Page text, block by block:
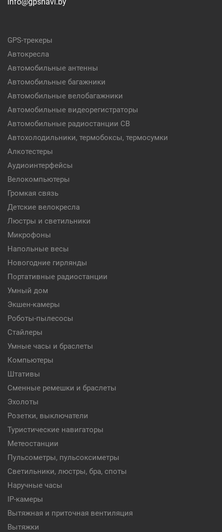
GPS-трекеры
Автокресла
Автомобильные антенны
Автомобильные багажники
Автомобильные велобагажники
Автомобильные видеорегистраторы
Автомобильные радиостанции CB
Автохолодильники, термобоксы, термосумки
Алкотестеры
Аудиоинтерфейсы
Велокомпьютеры
Громкая связь
Детские велокресла
Люстры и светильники
Микрофоны
Напольные весы
Новогодние гирлянды
Портативные радиостанции
Умный дом
Экшен-камеры
Роботы-пылесосы
Стайлеры
Умные часы и браслеты
Компьютеры
Штативы
Сменные ремешки и браслеты
Эхолоты
Розетки, выключатели
Туристические навигаторы
Метеостанции
Пульсометры, пульсоксиметры
Светильники, люстры, бра, споты
Наручные часы
IP-камеры
Вытяжная и приточная вентиляция
Вытяжки